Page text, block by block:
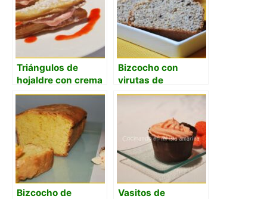
Triángulos de
hojaldre con crema
de fresas
Bizcocho con
virutas de
chocolate y polvo
Bizcocho de
Vasitos de